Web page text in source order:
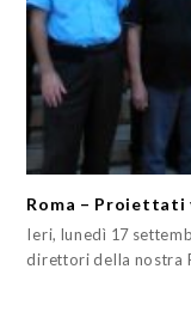
Roma – Proiettati
Ieri, lunedì 17
direttori della nostra